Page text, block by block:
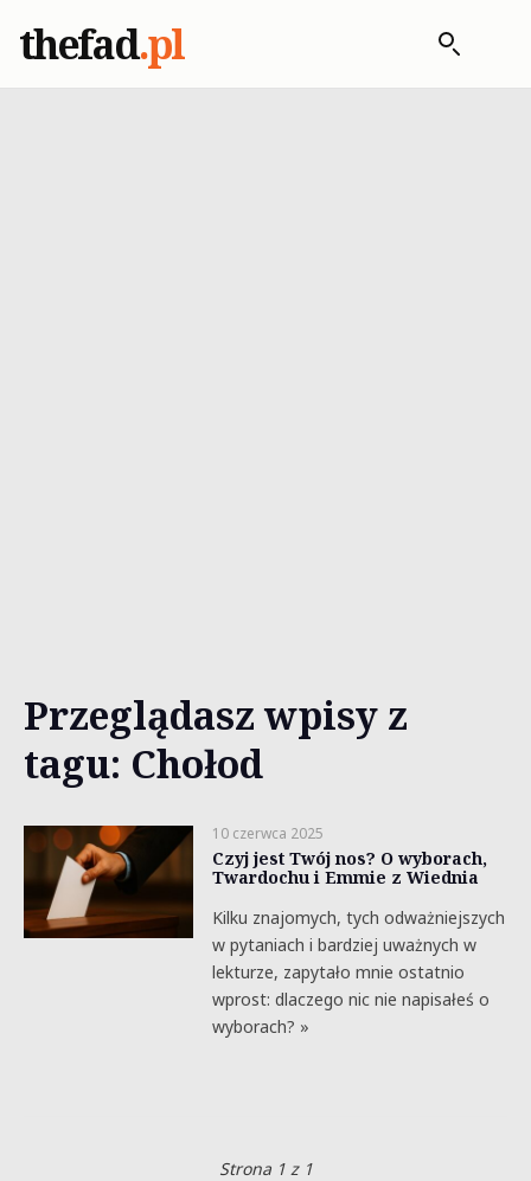
thefad.pl
Przeglądasz wpisy z
tagu: Chołod
10 czerwca 2025
Czyj jest Twój nos? O wyborach,
Twardochu i Emmie z Wiednia
Kilku znajomych, tych odważniejszych
w pytaniach i bardziej uważnych w
lekturze, zapytało mnie ostatnio
wprost: dlaczego nic nie napisałeś o
wyborach? »
Strona 1 z 1